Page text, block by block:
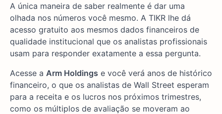
A única maneira de saber realmente é dar uma
olhada nos números você mesmo. A TIKR lhe dá
acesso gratuito aos mesmos dados financeiros de
qualidade institucional que os analistas profissionais
usam para responder exatamente a essa pergunta.
Acesse a Arm Holdings e você verá anos de histórico
financeiro, o que os analistas de Wall Street esperam
para a receita e os lucros nos próximos trimestres,
como os múltiplos de avaliação se moveram ao